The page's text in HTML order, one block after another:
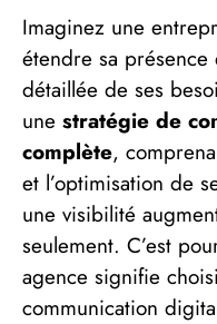
Imaginez une
étendre sa
détaillée de ses
une stratégie de
complète,
et l’optimisation de
une visibilité
seulement. C’est
agence signifie
communication